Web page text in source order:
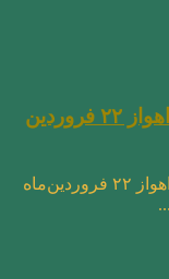
خطبه های عبادی سیاسی نماز جمعه اهواز ۲۲ فروردین
صوت خطبه های عبادی سیاسی نماز جمعه اهواز ۲۲ فروردین‌ماه